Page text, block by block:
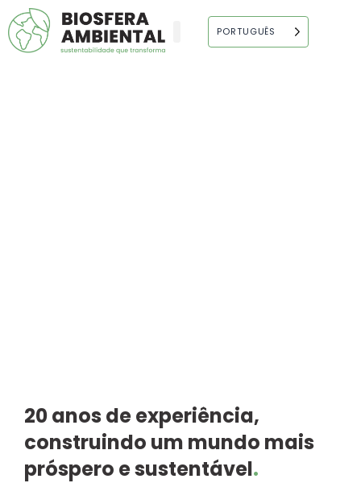
para
PORTUGUÊS
20 anos de experiência,
construindo um mundo mais
próspero e sustentável.